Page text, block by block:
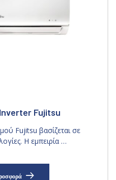
Inverter Fujitsu
Fujitsu βασίζεται σε
Η εμπειρία …